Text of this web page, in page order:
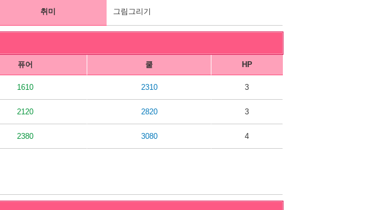
취미 그림그리기
퓨어 쿨 HP
1610 2310 3
2120 2820 3
2380 3080 4